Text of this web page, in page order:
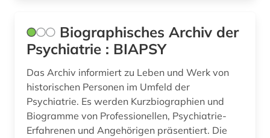
estland (3)
ethnologie (1)
europa (7)
europäer (2)
europäische geistesgeschichte (1)
Biographisches Archiv der
Psychiatrie : BIAPSY
Das Archiv informiert zu Leben und Werk von
historischen Personen im Umfeld der
Psychiatrie. Es werden Kurzbiographien und
Biogramme von Professionellen, Psychiatrie-
Erfahrenen und Angehörigen präsentiert. Die